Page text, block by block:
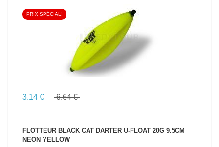
VOIR LE PRODUIT
PRIX SPÉCIAL!
3.14 € 6.64 €
FLOTTEUR BLACK CAT DARTER U-FLOAT 20G 9.5CM
NEON YELLOW